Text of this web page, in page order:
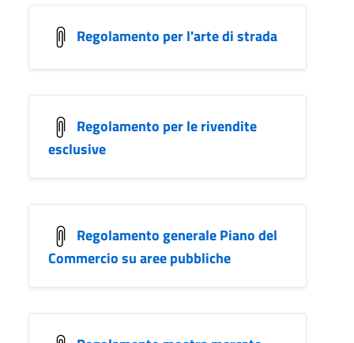
Regolamento per l'arte di strada
Regolamento per le rivendite
esclusive
Regolamento generale Piano del
Commercio su aree pubbliche